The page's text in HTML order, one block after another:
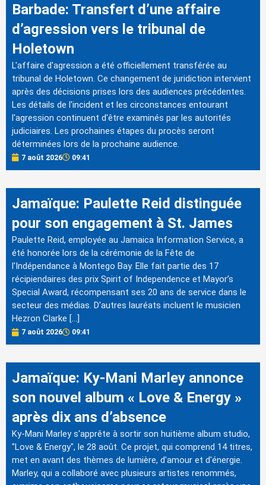
Barbade: Transfert d’une affaire
d’agression vers le tribunal de
Holetown
L'affaire d'agression a été officiellement transférée au
tribunal de Holetown. Ce changement de juridiction intervient
après des décisions prises lors des audiences précédentes.
Les détails de l'incident et les circonstances entourant
l'agression continuent d'être examinés par les autorités
judiciaires. Les prochaines étapes du procès seront
déterminées lors de la prochaine audience.
7 août 2026 09:41
Jamaïque: Paulette Reid distinguée
pour son engagement à St. James
Paulette Reid, employée au Jamaica Information Service, a
été honorée lors de la cérémonie de la Fête de
l'Indépendance à Montego Bay. Elle fait partie des 17
récipiendaires des prix Spirit of Independence et Mayor’s
Special Award, récompensant ses 20 ans de service dans le
secteur des médias. D'autres lauréats incluent le musicien
Hezron Clarke […]
7 août 2026 09:41
Jamaïque: Ky-Mani Marley annonce
son nouvel album « Love & Energy »
après dix ans d’absence
Ky-Mani Marley s'apprête à sortir son huitième album studio,
"Love & Energy", le 28 août. Ce projet, qui comprend 14 titres,
met en avant des thèmes de lumière, d'amour et d'énergie.
Marley, qui a collaboré avec plusieurs artistes renommés,